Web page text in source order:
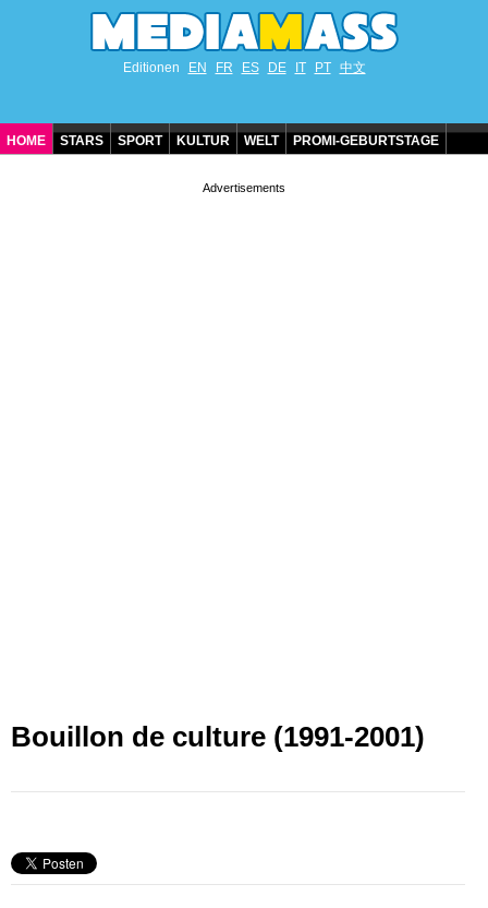
Editionen EN FR ES DE IT PT 中文
HOME STARS SPORT KULTUR WELT PROMI-GEBURTSTAGE
Bouillon de culture (1991-2001)